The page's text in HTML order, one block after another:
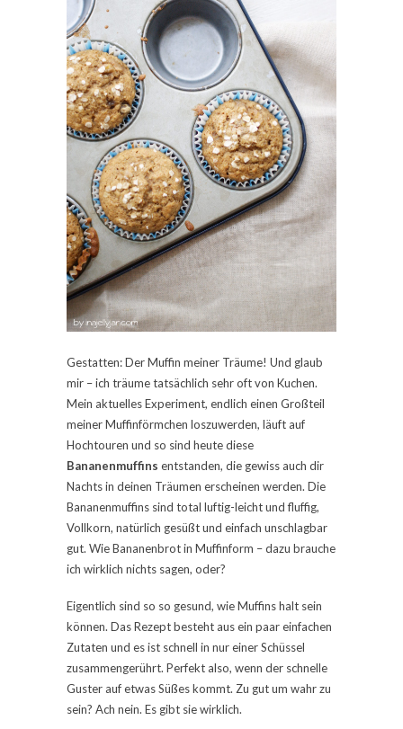
Gestatten: Der Muffin meiner Träume! Und glaub
mir – ich träume tatsächlich sehr oft von Kuchen.
Mein aktuelles Experiment, endlich einen Großteil
meiner Muffinförmchen loszuwerden, läuft auf
Hochtouren und so sind heute diese
Bananenmuffins entstanden, die gewiss auch dir
Nachts in deinen Träumen erscheinen werden. Die
Bananenmuffins sind total luftig-leicht und fluffig,
Vollkorn, natürlich gesüßt und einfach unschlagbar
gut. Wie Bananenbrot in Muffinform – dazu brauche
ich wirklich nichts sagen, oder?
Eigentlich sind so so gesund, wie Muffins halt sein
können. Das Rezept besteht aus ein paar einfachen
Zutaten und es ist schnell in nur einer Schüssel
zusammengerührt. Perfekt also, wenn der schnelle
Guster auf etwas Süßes kommt. Zu gut um wahr zu
sein? Ach nein. Es gibt sie wirklich.